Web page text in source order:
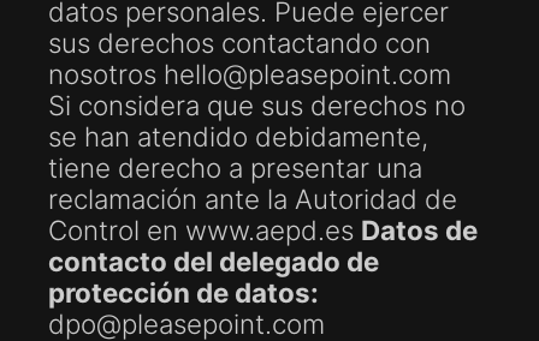
datos personales. Puede ejercer
sus derechos contactando con
nosotros hello@pleasepoint.com
Si considera que sus derechos no
se han atendido debidamente,
tiene derecho a presentar una
reclamación ante la Autoridad de
Control en www.aepd.es Datos de
contacto del delegado de
protección de datos:
dpo@pleasepoint.com